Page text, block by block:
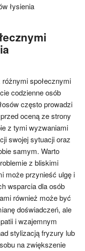
łysienia
społecznymi
codzienne osób
często prowadzi
oceną ze strony
z tymi wyzwaniami
swojej sytuacji oraz
samym. Warto
z bliskimi
może przynieść ulgę i
wsparcia dla osób
również może być
doświadczeń, ale
i wzajemnym
stylizacją fryzury lub
na zwiększenie